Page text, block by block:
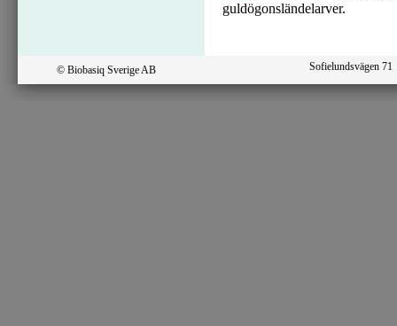
guldögonsländelarver.
© Biobasiq Sverige AB Sofielundsvägen